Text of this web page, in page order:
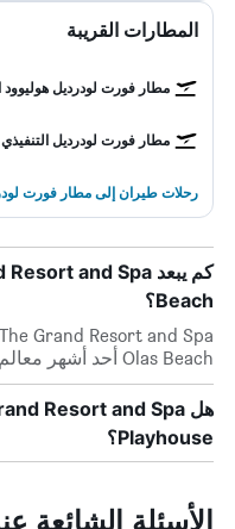
المطارات القريبة
مطار فورت لودرديل هوليوود
مطار فورت لودرديل التنفيذي
رحلات طيران إلى مطار فورت
Beach؟
Olas Beach أحد أشهر معالم فورت لاودردال.
Playhouse؟